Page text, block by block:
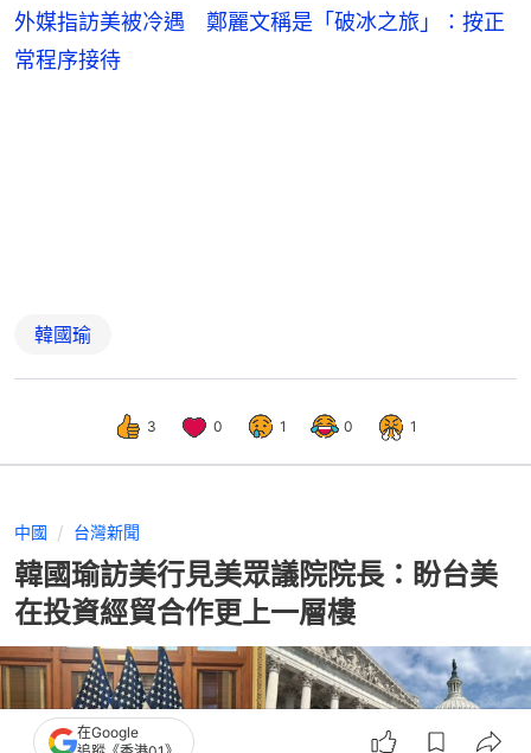
外媒指訪美被冷遇 鄭麗文稱是「破冰之旅」：按正
常程序接待
韓國瑜
3 0 1 0 1
中國 台灣新聞
韓國瑜訪美行見美眾議院院長：盼台美
在投資經貿合作更上一層樓
在Google